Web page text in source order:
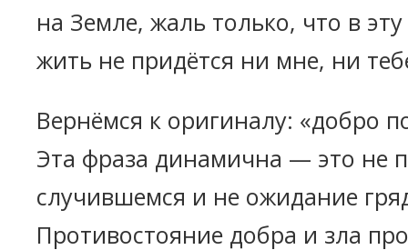
на Земле, жаль только, что в
жить не придётся ни мне, ни
Вернёмся к оригиналу: «добро
Эта фраза динамична — это не
случившемся и не ожидание
Противостояние добра и зла